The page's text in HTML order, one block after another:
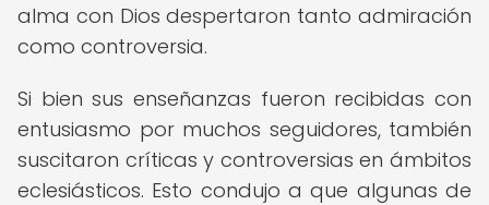
alma con Dios despertaron tanto admiración
como controversia.
Si bien sus enseñanzas fueron recibidas con
entusiasmo por muchos seguidores, también
suscitaron críticas y controversias en ámbitos
eclesiásticos. Esto condujo a que algunas de